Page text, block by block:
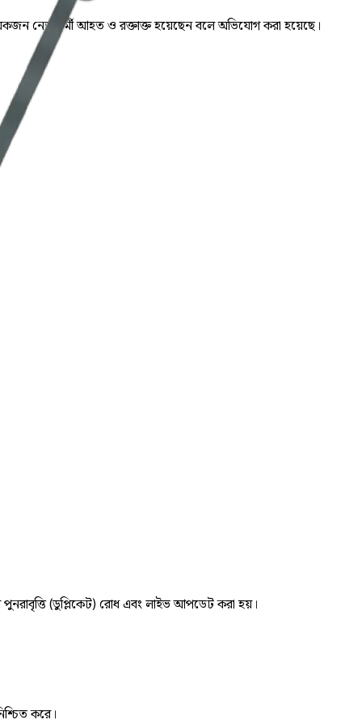
নেতাকর্মী আহত ও রক্তাক্ত হয়েছেন বলে অভিযোগ করা হয়েছে।
পুনরাবৃত্তি (ডুপ্লিকেট) রোধ এবং লাইভ আপডেট করা হয়।
করে।